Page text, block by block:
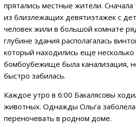
прятались местные жители.
из близлежащих девятиэтажек с
человек жили в большой комнате
глубине здания располагалась
который находились еще несколько
бомбоубежище была канализация,
быстро забилась.
Каждое утро в 6:00 Бакалясовы
животных. Однажды Ольга
переночевать в родном доме.